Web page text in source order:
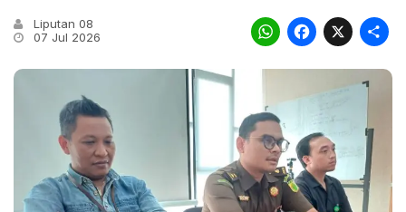
Liputan 08
07 Jul 2026
X